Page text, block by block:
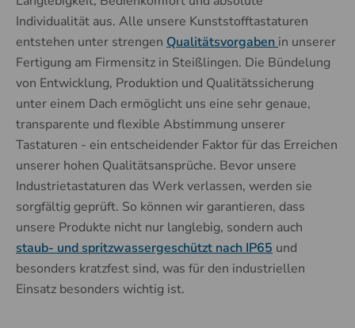
Individualität aus. Alle unsere Kunststofftastaturen
entstehen unter strengen Qualitätsvorgaben in unserer
Fertigung am Firmensitz in Steißlingen. Die Bündelung
von Entwicklung, Produktion und Qualitätssicherung
unter einem Dach ermöglicht uns eine sehr genaue,
transparente und flexible Abstimmung unserer
Tastaturen - ein entscheidender Faktor für das Erreichen
unserer hohen Qualitätsansprüche. Bevor unsere
Industrietastaturen das Werk verlassen, werden sie
sorgfältig geprüft. So können wir garantieren, dass
unsere Produkte nicht nur langlebig, sondern auch
staub- und spritzwassergeschützt nach IP65 und
besonders kratzfest sind, was für den industriellen
Einsatz besonders wichtig ist.